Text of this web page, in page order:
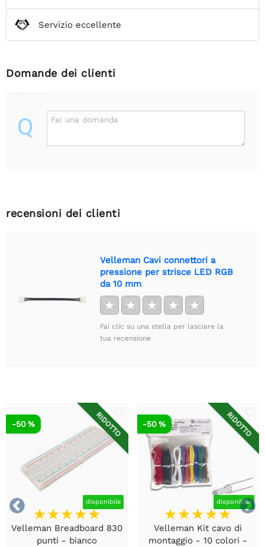
Servizio eccellente
Domande dei clienti
Q Fai una domanda
recensioni dei clienti
Velleman Cavi connettori a
pressione per strisce LED RGB
da 10 mm
★ ★ ★ ★ ★
Fai clic su una stella per lasciare la
tua recensione


RIDOTTO
disponibile
-50 %
Velleman Breadboard 830
punti - bianco
RIDOTTO
disponibile
-50 %
Velleman Kit cavo di
montaggio - 10 colori -